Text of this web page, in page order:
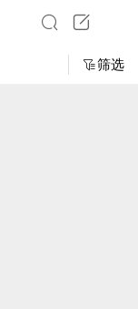
筛选